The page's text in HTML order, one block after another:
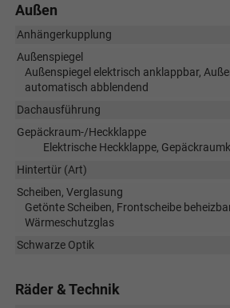
Außen
Anhängerkupplung
Außenspiegel
Außenspiegel elektrisch anklappbar,
automatisch abblendend
Dachausführung
Gepäckraum-/Heckklappe
Elektrische Heckklappe,
Hintertür (Art)
Scheiben, Verglasung
Getönte Scheiben, Frontscheibe
Wärmeschutzglas
Schwarze Optik
Räder & Technik